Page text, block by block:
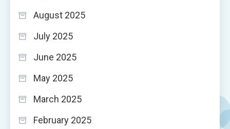
August 2025
July 2025
June 2025
May 2025
March 2025
February 2025